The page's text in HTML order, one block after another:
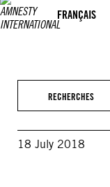
FRANÇAIS
RECHERCHES
18 July 2018